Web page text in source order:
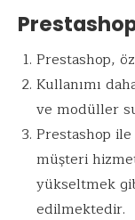
Prestashop,
Kullanımı
ve modüller
Prestashop
müşteri
yükseltmek
edilmektedir.